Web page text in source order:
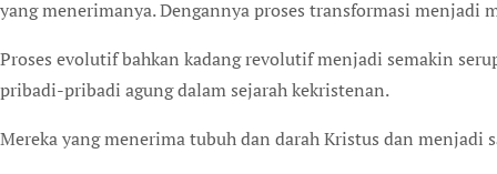
yang menerimanya. Dengannya proses transformasi menjadi
Proses evolutif bahkan kadang revolutif menjadi semakin
pribadi-pribadi agung dalam sejarah kekristenan.
Mereka yang menerima tubuh dan darah Kristus dan menjadi